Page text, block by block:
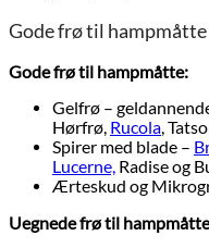
Gode frø til hampmåtte
Gode frø til hampmåtte:
Gelfrø –
Hørfrø, Rucola,
Spirer med blade –
Lucerne, Radise og
Ærteskud og
Uegnede frø til